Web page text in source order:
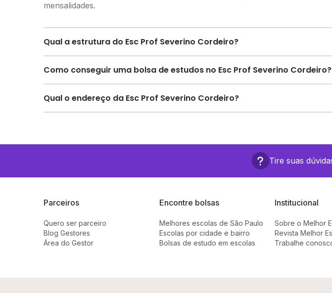
mensalidades.
Qual a estrutura do Esc Prof Severino Cordeiro?
O Esc Prof Severino Cordeiro oferece toda a estrutura necessária para o
Como conseguir uma bolsa de estudos no Esc Prof Severino Cordeiro?
Pesquise bolsas disponíveis no Melhor Escola e encontre o melhor
Qual o endereço da Esc Prof Severino Cordeiro?
Tire suas
Parceiros
Quero ser parceiro
Blog Gestores
Área do Gestor
Encontre bolsas
Melhores escolas de São Paulo
Escolas por cidade e bairro
Bolsas de estudo em escolas
Institucional
Sobre o Melhor
Revista Melhor
Trabalhe